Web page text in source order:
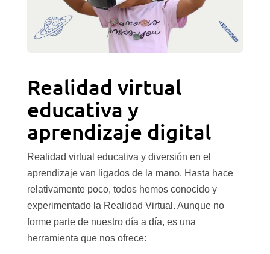
Realidad virtual
educativa y
aprendizaje digital
Realidad virtual educativa y diversión en el
aprendizaje van ligados de la mano. Hasta hace
relativamente poco, todos hemos conocido y
experimentado la Realidad Virtual. Aunque no
forme parte de nuestro día a día, es una
herramienta que nos ofrece: